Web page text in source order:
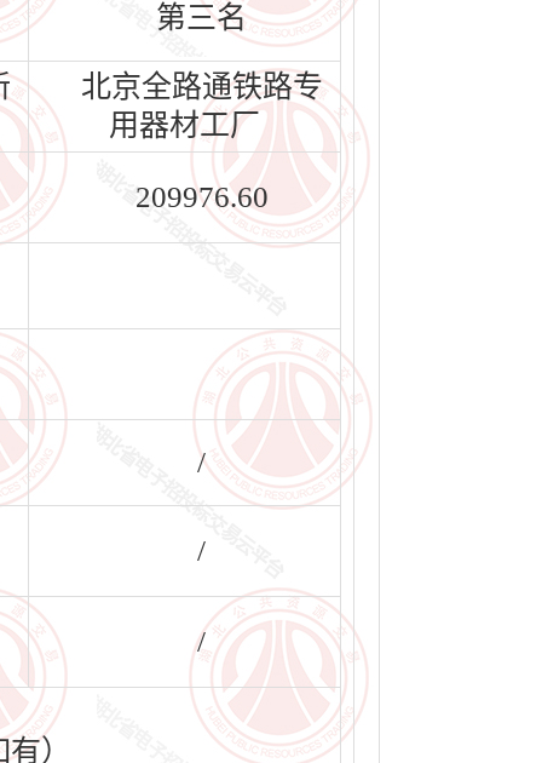
第三名
北京全路通铁路专
用器材工厂
209976.60
/
/
/
）